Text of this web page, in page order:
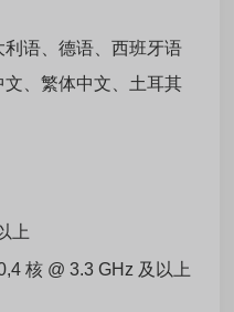
语、德语、西班牙语
、繁体中文、土耳其
上
核 @ 3.3 GHz 及以上